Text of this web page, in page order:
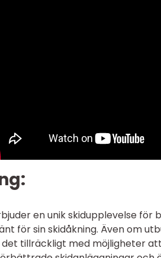
en unik skidupplevelse
för sin skidåkning. Även om
det tillräckligt med möjligheter